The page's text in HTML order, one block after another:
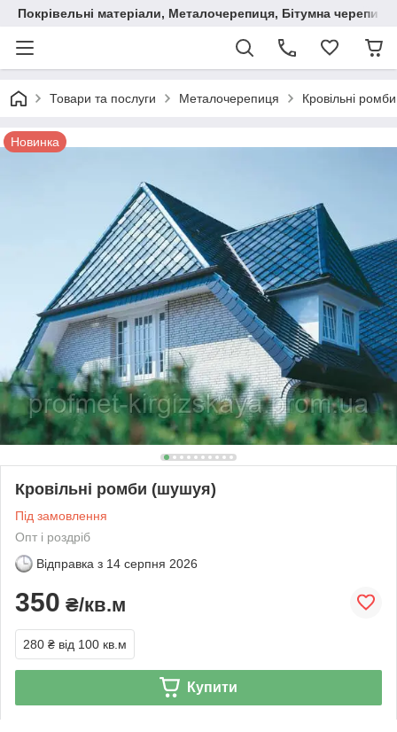
Покрівельні матеріали, Металочерепиця, Бітумна
Товари та послуги Металочерепиця Кровільні
Новинка
Кровільні ромби (шушуя)
Під замовлення
Опт і роздріб
Відправка з 14 серпня 2026
350 ₴/кв.м
280 ₴ від 100 кв.м
Купити